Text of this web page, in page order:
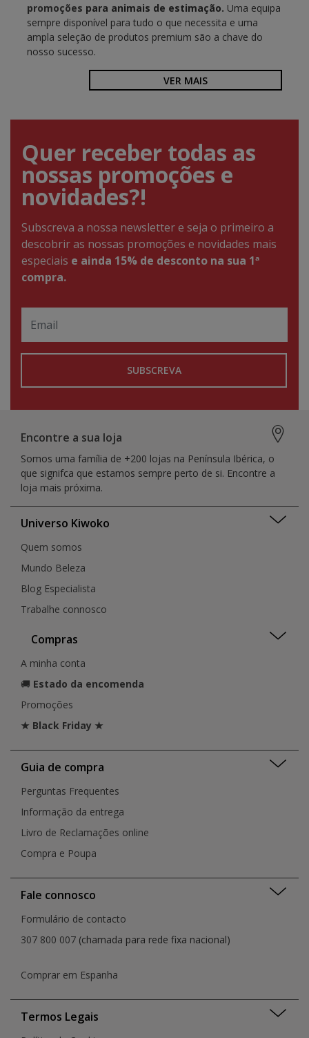
promoções para animais de estimação. Uma equipa
sempre disponível para tudo o que necessita e uma
ampla seleção de produtos premium são a chave do
nosso sucesso.
VER MAIS
Quer receber todas as
nossas promoções e
novidades?!
Subscreva a nossa newsletter e seja o primeiro a
descobrir as nossas promoções e novidades mais
especiais e ainda 15% de desconto na sua 1ª
compra.
SUBSCREVA
Encontre a sua loja
Somos uma família de +200 lojas na Península Ibérica, o
que signifca que estamos sempre perto de si. Encontre a
loja mais próxima.
Universo Kiwoko
Quem somos
Mundo Beleza
Blog Especialista
Trabalhe connosco
Compras
A minha conta
🚚 Estado da encomenda
Promoções
★ Black Friday ★
Guia de compra
Perguntas Frequentes
Informação da entrega
Livro de Reclamações online
Compra e Poupa
Fale connosco
Formulário de contacto
307 800 007 (chamada para rede fixa nacional)
Comprar em Espanha
Termos Legais